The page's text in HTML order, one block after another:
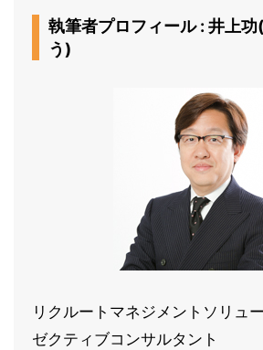
執筆者プロフィール : 井上
う)
リクルートマネジメントソリ
ゼクティブコンサルタント